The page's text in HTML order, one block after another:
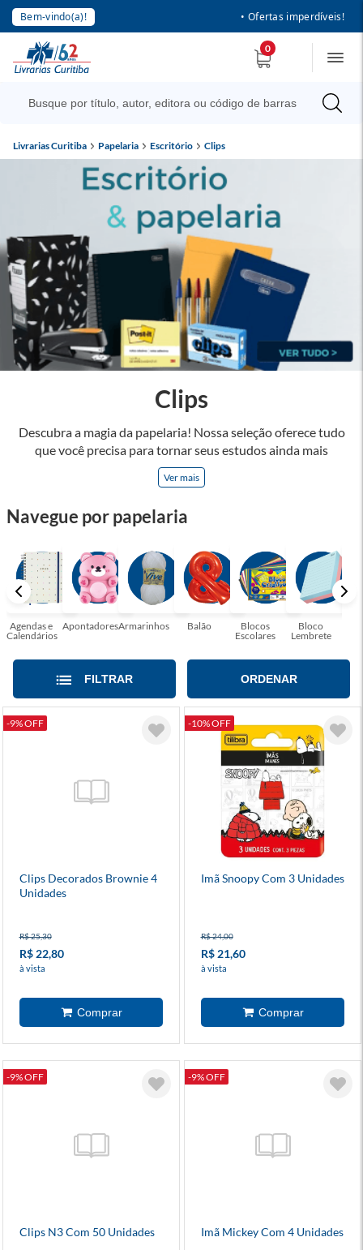
Bem-vindo(a)! • Ofertas imperdíveis!
0
Livrarias Curitiba Papelaria Escritório Clips
Descubra a magia da papelaria! Nossa seleção oferece tudo
que você precisa para tornar seus estudos ainda mais
inspiradores e produtos que tornarão sua rotina profissional
mais eficiente e agradável. Abrace a arte de escrever,
cores, ideias e possibilidades. Tenha certeza, temos a
encantadora! Seja para estudantes em busca do material
perfeito para suas aulas, profissionais que buscam organizar
seus escritórios, temos tudo que você precisa!
Ver mais
Clips
Navegue por papelaria
Agendas e
Calendários
ApontadoresArmarinhos Balão
Blocos
Escolares
Bloco
Lembrete
FILTRAR ORDENAR
-9% OFF
Clips Decorados Brownie 4
Unidades
R$ 25,30
R$ 22,80
à vista
-10% OFF
Imã Snoopy Com 3 Unidades
R$ 24,00
R$ 21,60
à vista
-9% OFF
Clips N3 Com 50 Unidades
-9% OFF
Imã Mickey Com 4 Unidades